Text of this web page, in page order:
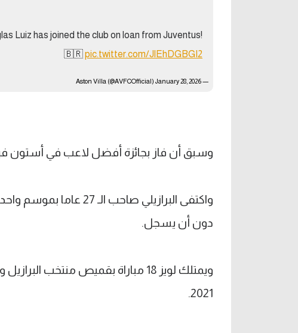
Luiz has joined the club on loan from Juventus!
🇧🇷pic.twitter.com/JlEhDGBGI2
— Aston Villa (@AVFCOfficial)
January 28, 2026
وسبق أن فاز بجائزة أفضل لاعب في أستون فيلا
دون أن يسجل.
2021.